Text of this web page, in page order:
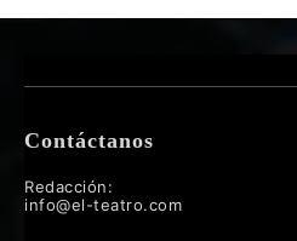
Contáctanos
Redacción:
info@el-teatro.com